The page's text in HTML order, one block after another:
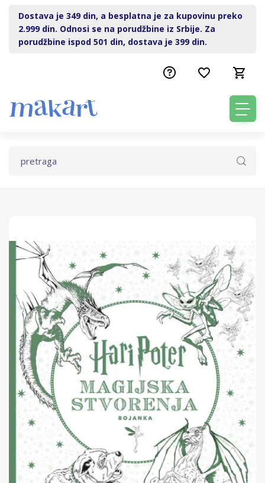
Dostava je 349 din, a besplatna je za kupovinu preko
2.999 din. Odnosi se na porudžbine iz Srbije. Za
porudžbine ispod 501 din, dostava je 399 din.